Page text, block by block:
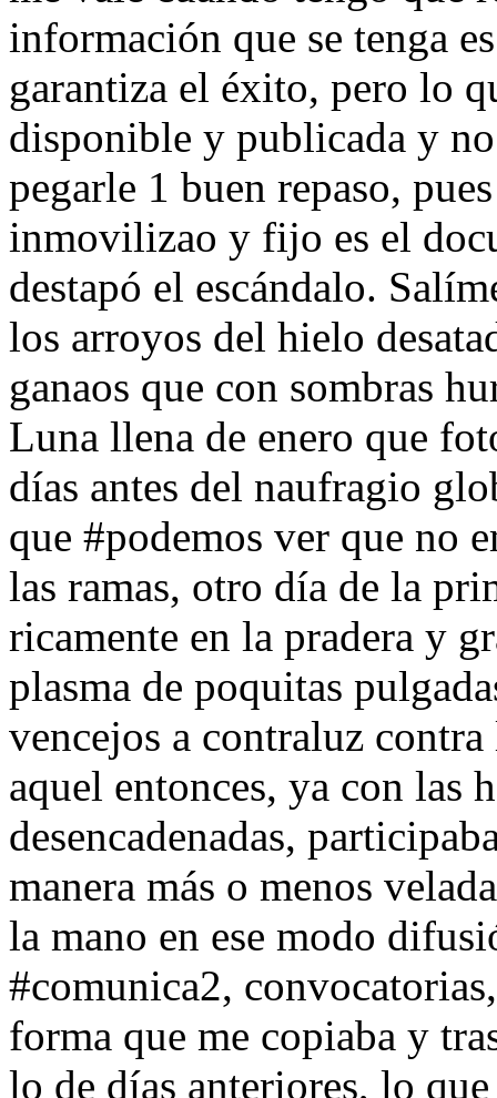
información que se tenga
garantiza el éxito, pero lo
disponible y publicada y
pegarle 1 buen repaso,
inmovilizao y fijo es el
destapó el escándalo.
los arroyos del hielo
ganaos que con sombras
Luna llena de enero que
días antes del naufragio
que #podemos ver que no
las ramas, otro día de la
ricamente en la pradera y
plasma de poquitas
vencejos a contraluz
aquel entonces, ya con las
desencadenadas,
manera más o menos
la mano en ese modo
#comunica2,
forma que me copiaba y
lo de días anteriores, lo